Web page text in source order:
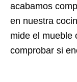
acabamos
en nuestra
mide el mueble
comprobar si